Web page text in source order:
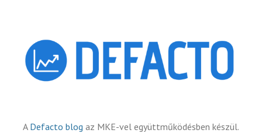
A Defacto blog az MKE-vel együttműködésben készül.